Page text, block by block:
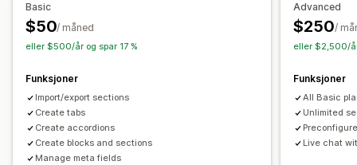
Egendefinerte sider
Administrere sider
Masseredigering
Globale seksjoner
Oversettelse SEO Mobilresponsiv
Basic
$50/ måned
eller $500/år og spar 17 %
Funksjoner
Import/export sections
Create tabs
Create accordions
Create blocks and sections
Manage meta fields
Advanced
$250/
eller $2,500/
Funksjoner
All Basic
Unlimited
Live chat